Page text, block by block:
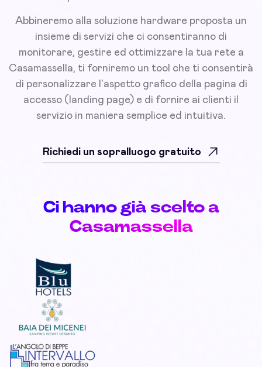
Abbineremo alla soluzione hardware proposta un
insieme di servizi che ci consentiranno di
monitorare, gestire ed ottimizzare la tua rete a
Casamassella, ti forniremo un tool che ti consentirà
di personalizzare l'aspetto grafico della pagina di
accesso (landing page) e di fornire ai clienti il
servizio in maniera semplice ed intuitiva.
Richiedi un sopralluogo gratuito
Ci hanno già scelto a
Casamassella